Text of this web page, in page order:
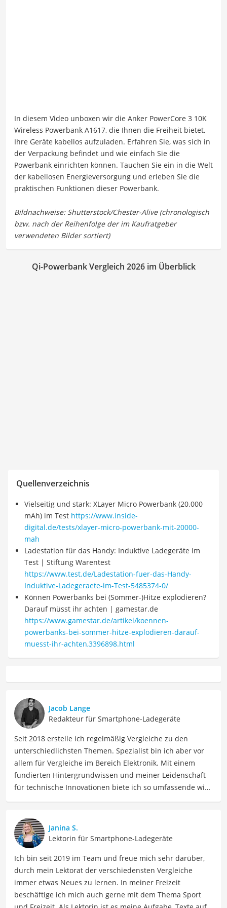
In diesem Video unboxen wir die Anker PowerCore 3 10K
Wireless Powerbank A1617, die Ihnen die Freiheit bietet,
Ihre Geräte kabellos aufzuladen. Erfahren Sie, was sich in
der Verpackung befindet und wie einfach Sie die
Powerbank einrichten können. Tauchen Sie ein in die Welt
der kabellosen Energieversorgung und erleben Sie die
praktischen Funktionen dieser Powerbank.
Qi-Powerbank Vergleich 2026 im Überblick
Quellenverzeichnis
Vielseitig und stark: XLayer Micro Powerbank (20.000
mAh) im Test https://www.inside-
digital.de/tests/xlayer-micro-powerbank-mit-20000-
mah
Ladestation für das Handy: Induktive Ladegeräte im
Test | Stiftung Warentest
https://www.test.de/Ladestation-fuer-das-Handy-
Induktive-Ladegeraete-im-Test-5485374-0/
Können Powerbanks bei (Sommer-)Hitze explodieren?
Darauf müsst ihr achten | gamestar.de
https://www.gamestar.de/artikel/koennen-
powerbanks-bei-sommer-hitze-explodieren-darauf-
muesst-ihr-achten,3396898.html
Jacob Lange
Redakteur für Smartphone-Ladegeräte
Seit 2018 erstelle ich regelmäßig Vergleiche zu den
unterschiedlichsten Themen. Spezialist bin ich aber vor
allem für Vergleiche im Bereich Elektronik. Mit einem
fundierten Hintergrundwissen und meiner Leidenschaft
für technische Innovationen biete ich so umfassende wie
detaillierte Produktvergleiche, Kaufberatungen und
technische Analysen, um Verbrauchern dabei zu helfen,
sowohl informierte Entscheidungen zu treffen als auch
die besten elektronischen Lösungen für ihre Bedürfnisse
zu finden.
Der Qi-Powerbank-Vergleich ist aus unserer Sicht
besonders empfehlenswert fürMobile Nutzer.
Janina S.
Lektorin für Smartphone-Ladegeräte
Ich bin seit 2019 im Team und freue mich sehr darüber,
durch mein Lektorat der verschiedensten Vergleiche
immer etwas Neues zu lernen. In meiner Freizeit
beschäftige ich mich auch gerne mit dem Thema Sport